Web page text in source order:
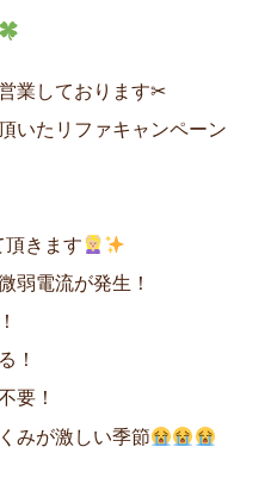
業しております✂︎
いたリファキャンペーン
頂きます
弱電流が発生！
！
要！
みが激しい季節